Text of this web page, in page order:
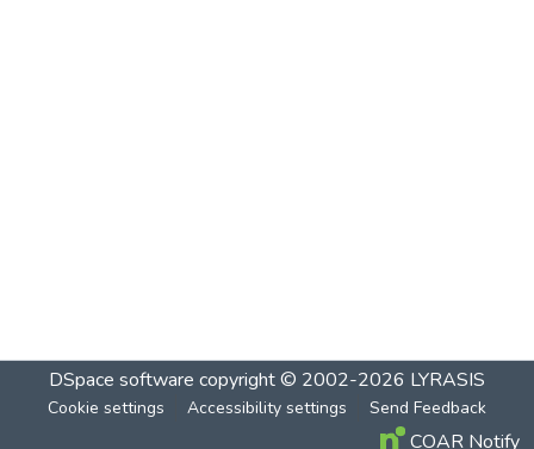
DSpace software copyright © 2002-2026 LYRASIS
Cookie settings Accessibility settings Send Feedback
COAR Notify